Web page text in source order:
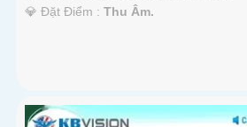
️💎 Đặt Điểm : Thu Âm.